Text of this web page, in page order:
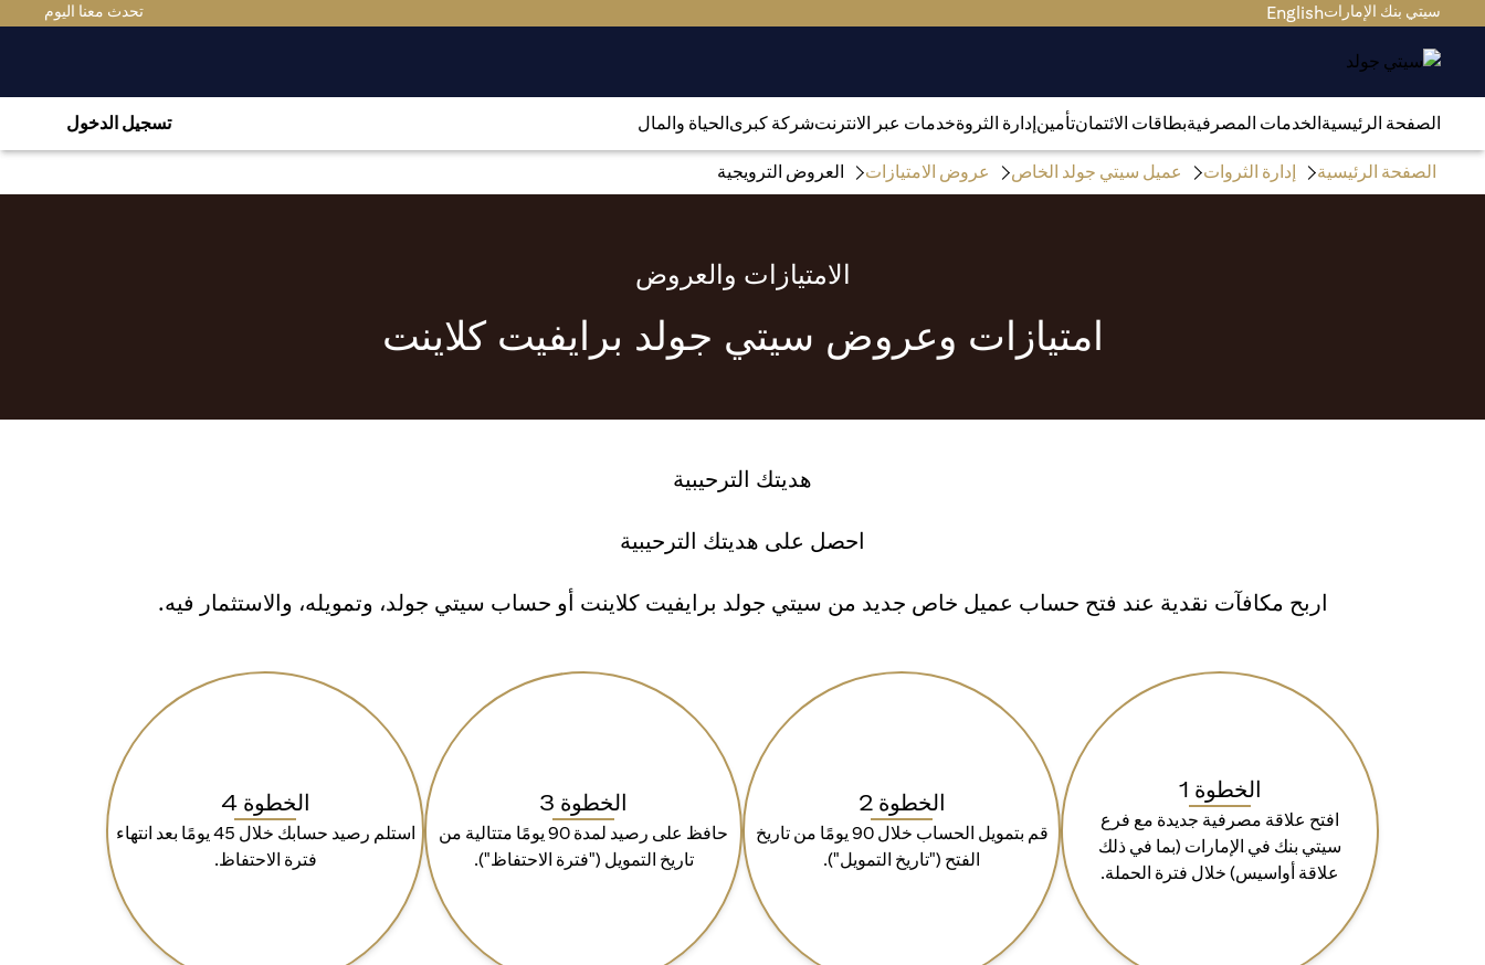
سيتي بنك الإماراتEnglish تحدث معنا اليوم
الصفحة الرئيسيةالخدمات المصرفيةبطاقات الائتمانتأمينإدارة الثروةخدمات عبر الانترنتشركة كبرىالحياة والمال تسجيل الدخول
الصفحة الرئيسية إدارة الثروات عميل سيتي جولد الخاص عروض الامتيازات العروض الترويجية
الامتيازات والعروض
امتيازات وعروض سيتي جولد برايفيت كلاينت
هديتك الترحيبية
احصل على هديتك الترحيبية
اربح مكافآت نقدية عند فتح حساب عميل خاص جديد من سيتي جولد برايفيت كلاينت أو حساب سيتي جولد، وتمويله، والاستثمار فيه.
الخطوة 1
افتح علاقة مصرفية جديدة مع فرع
سيتي بنك في الإمارات (بما في ذلك
علاقة أواسيس) خلال فترة الحملة.
الخطوة 2
قم بتمويل الحساب خلال 90 يومًا من تاريخ
الفتح ("تاريخ التمويل").
الخطوة 3
حافظ على رصيد لمدة 90 يومًا متتالية من
تاريخ التمويل ("فترة الاحتفاظ").
الخطوة 4
استلم رصيد حسابك خلال 45 يومًا بعد انتهاء
فترة الاحتفاظ.